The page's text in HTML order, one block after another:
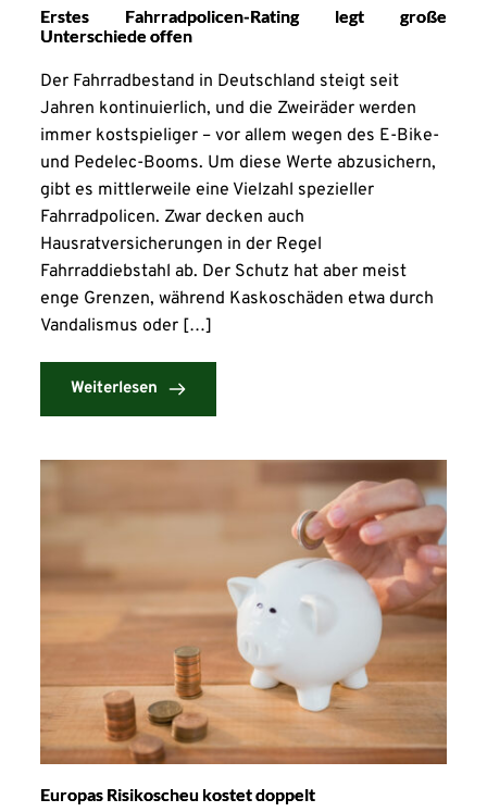
Erstes Fahrradpolicen-Rating legt große
Unterschiede offen
Der Fahrradbestand in Deutschland steigt seit
Jahren kontinuierlich, und die Zweiräder werden
immer kostspieliger – vor allem wegen des E-Bike-
und Pedelec-Booms. Um diese Werte abzusichern,
gibt es mittlerweile eine Vielzahl spezieller
Fahrradpolicen. Zwar decken auch
Hausratversicherungen in der Regel
Fahrraddiebstahl ab. Der Schutz hat aber meist
enge Grenzen, während Kaskoschäden etwa durch
Vandalismus oder […]
Weiterlesen
Europas Risikoscheu kostet doppelt